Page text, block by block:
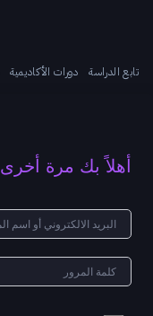
تابع الدراسة دورات الأكاديمية
أهلاً بك مرة